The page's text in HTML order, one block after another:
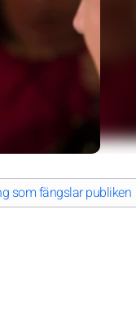
som fängslar publiken